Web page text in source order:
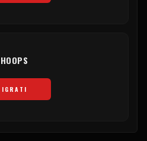
HOOPS
IGRATI